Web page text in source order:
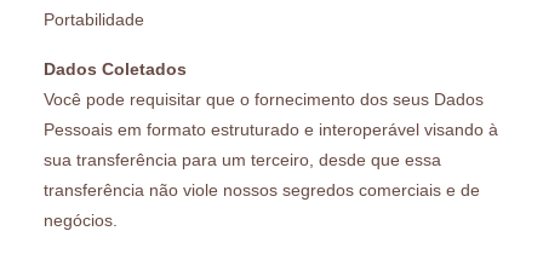
Portabilidade
Dados Coletados
Você pode requisitar que o fornecimento dos seus Dados
Pessoais em formato estruturado e interoperável visando à
sua transferência para um terceiro, desde que essa
transferência não viole nossos segredos comerciais e de
negócios.